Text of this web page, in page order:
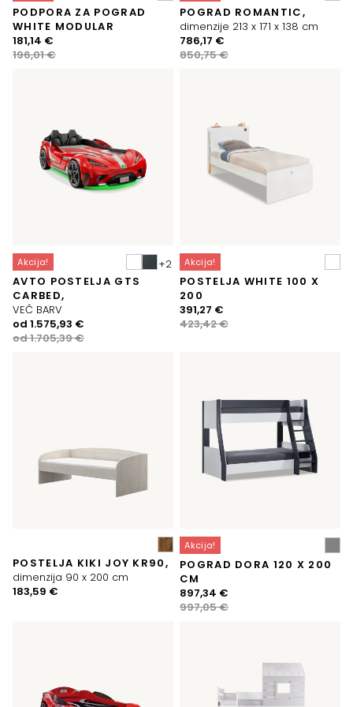
PODPORA ZA POGRAD
WHITE MODULAR
196,01€
Izvirna
cena
181,14 €
Trenutna
cena
POGRAD ROMANTIC,
dimenzije 213 x 171 x 138 cm
850,75€
Izvirna
cena
786,17 €
Trenutna
cena
Akcija!
AVTO POSTELJA GTS
CARBED,
VEČ BARV
od1.705,39€
Izvirna
cena
od 1.575,93 €
Trenutna
cena
Akcija!
POSTELJA WHITE 100 X
200
423,42€
Izvirna
cena
391,27 €
Trenutna
cena
POSTELJA KIKI JOY KR90,
dimenzija 90 x 200 cm
183,59 €
Akcija!
POGRAD DORA 120 X 200
CM
997,05€
Izvirna
cena
897,34 €
Trenutna
cena